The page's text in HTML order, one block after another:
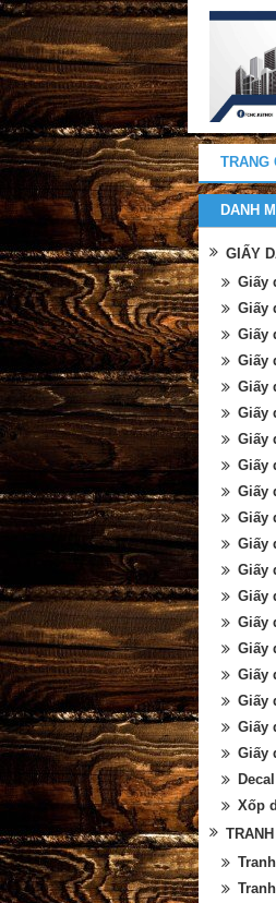
TRANG
DANH
GIẤY
Giấy
Giấy
Giấy
Giấy
Giấy
Giấy
Giấy
Giấy
Giấy
Giấy
Giấy
Giấy
Giấy
Giấy
Giấy
Giấy
Giấy
Giấy
Giấy
Xốp